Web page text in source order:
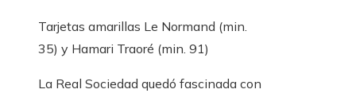
Tarjetas amarillas Le Normand (min.
35) y Hamari Traoré (min. 91)
La Real Sociedad quedó fascinada con